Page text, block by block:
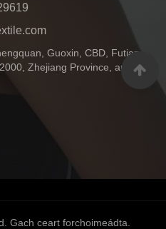
Guoxin, CBD, Futian
Zhejiang Province, an
Gach ceart forchoimeádta.